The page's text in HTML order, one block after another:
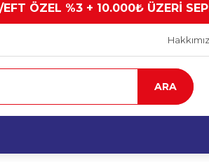
ÖZEL %3 + 10.000₺ ÜZERİ
ARA